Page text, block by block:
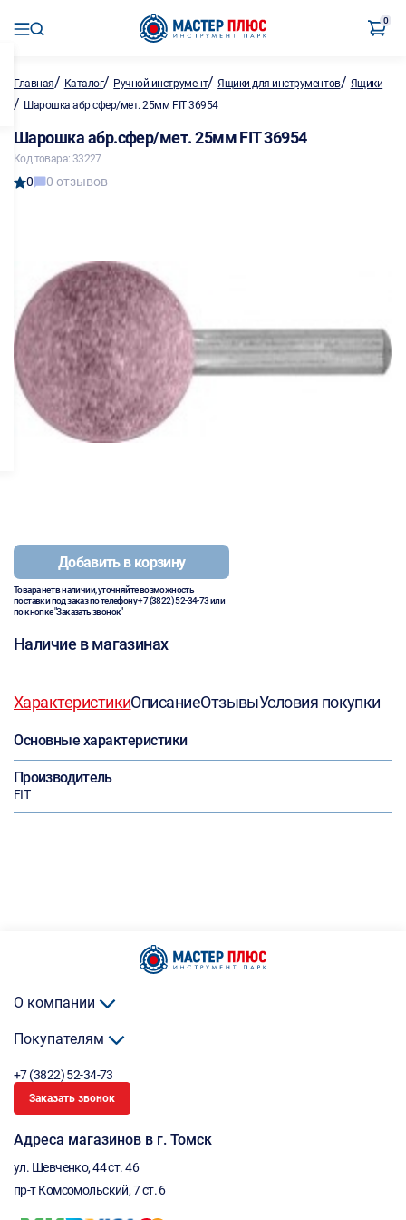
0
Главная/ Каталог/ Ручной инструмент/Ящики для инструментов/ Ящики
/ Шарошка абр.сфер/мет. 25мм FIT 36954
Шарошка абр.сфер/мет. 25мм FIT 36954
Код товара: 33227
0 0 отзывов
Добавить в корзину
Товара нет в наличии, уточняйте возможность
поставки под заказ по телефону+7 (3822) 52-34-73или
по кнопке "Заказать звонок"
Наличие в магазинах
ХарактеристикиОписаниеОтзывыУсловия покупки
Основные характеристики
Производитель
FIT
О компании
Покупателям
+7 (3822) 52-34-73
Заказать звонок
Адреса магазинов в г. Томск
ул. Шевченко, 44 ст. 46
пр-т Комсомольский, 7 ст. 6